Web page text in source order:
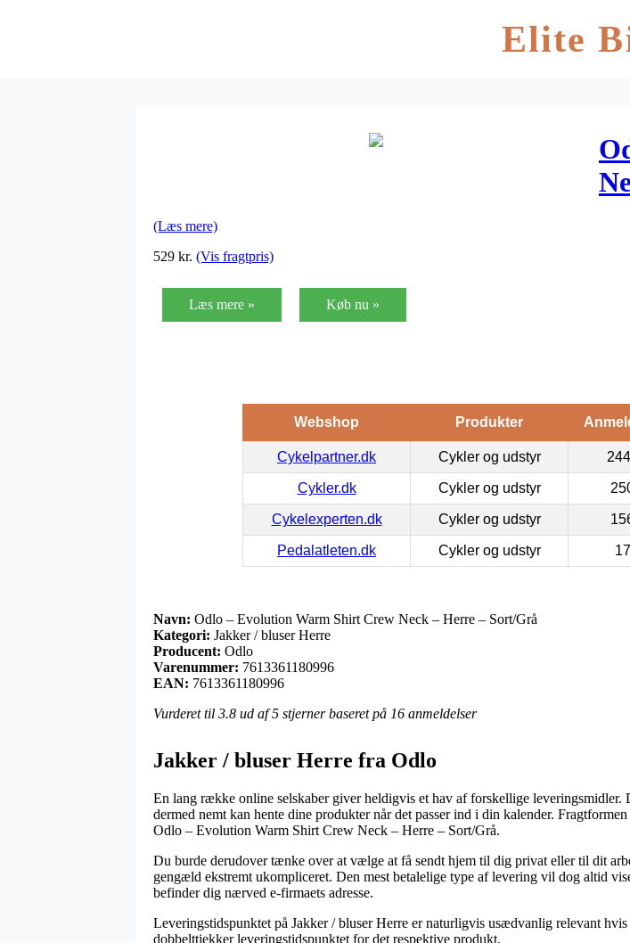
Elite
(Læs mere)
529 kr. (Vis fragtpris)
Læs mere » Køb nu »
Webshop Produkter
Cykelpartner.dk Cykler og udstyr
Cykler.dk Cykler og udstyr
Cykelexperten.dk Cykler og udstyr
Pedalatleten.dk Cykler og udstyr
Navn: Odlo – Evolution Warm Shirt Crew Neck – Herre – Sort/Grå
Kategori: Jakker / bluser Herre
Producent: Odlo
Varenummer: 7613361180996
EAN: 7613361180996
Vurderet til 3.8 ud af 5 stjerner baseret på 16 anmeldelser
Jakker / bluser Herre fra Odlo
En lang række online selskaber giver heldigvis et hav af forskellige leveringsmidler.
dermed nemt kan hente dine produkter når det passer ind i din kalender.
Odlo – Evolution Warm Shirt Crew Neck – Herre – Sort/Grå.
Du burde derudover tænke over at vælge at få sendt hjem til dig privat eller til dit
gengæld ekstremt ukompliceret. Den mest betalelige type af levering vil dog altid
befinder dig nærved e-firmaets adresse.
Leveringstidspunktet på Jakker / bluser Herre er naturligvis usædvanlig relevant
dobbelttjekker leveringstidspunktet for det respektive produkt.